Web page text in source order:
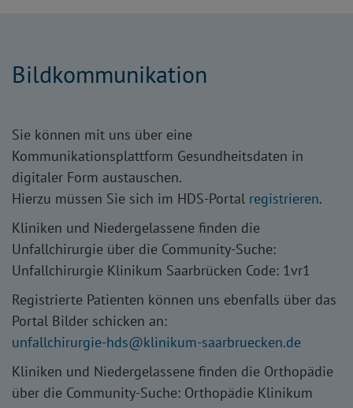
Bildkommunikation
Sie können mit uns über eine
Kommunikationsplattform Gesundheitsdaten in
digitaler Form austauschen.
Hierzu müssen Sie sich im HDS-Portal registrieren.
Kliniken und Niedergelassene finden die
Unfallchirurgie über die Community-Suche:
Unfallchirurgie Klinikum Saarbrücken Code: 1vr1
Registrierte Patienten können uns ebenfalls über das
Portal Bilder schicken an:
unfallchirurgie-hds
klinikum-saarbruecken.de
Kliniken und Niedergelassene finden die Orthopädie
über die Community-Suche: Orthopädie Klinikum